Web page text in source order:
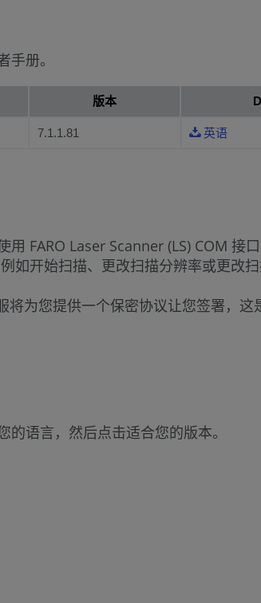
手册。
版本
7.1.1.81 英语
FARO Laser Scanner (LS) COM
开始扫描、更改扫描分辨率或更改扫
将为您提供一个保密协议让您签署，
语言，然后点击适合您的版本。